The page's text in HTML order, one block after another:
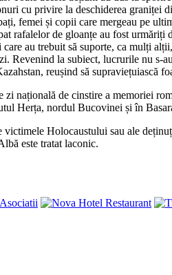
cu privire la deschiderea graniței
femei și copii care mergeau pe
rafalelor de gloanțe au fost
au trebuit să suporte, ca mulți
Revenind la subiect, lucrurile nu s-
reușind să supraviețuiască
națională de cinstire a memoriei
Herța, nordul Bucovinei și în
Holocaustului sau ale
este tratat laconic.